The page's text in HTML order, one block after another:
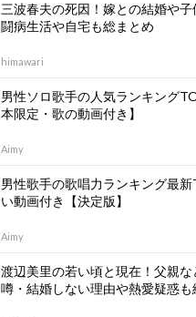
三波春夫の死因！嫁との結婚や
闘病生活や自宅も総まとめ
himawari
男性ソロ歌手の人気ランキング
本限定・歌の動画付き】
Aimy
男性歌手の歌唱力ランキング最
い動画付き【決定版】
Aimy
渡辺美里の若い頃と現在！父親
噂・結婚しない理由や熱愛疑惑も